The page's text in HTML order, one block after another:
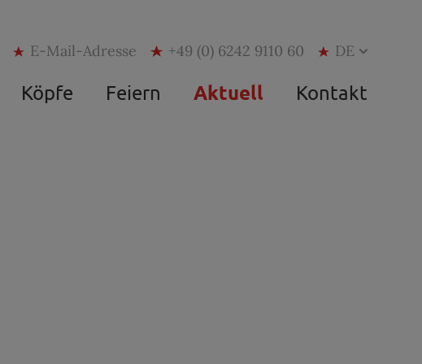
E-Mail-Adresse +49 (0) 6242 9110 60
Köpfe Feiern Aktuell Kontakt